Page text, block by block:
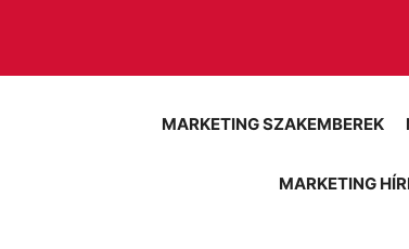
MARKETING SZAKEMBEREK
MARKETING